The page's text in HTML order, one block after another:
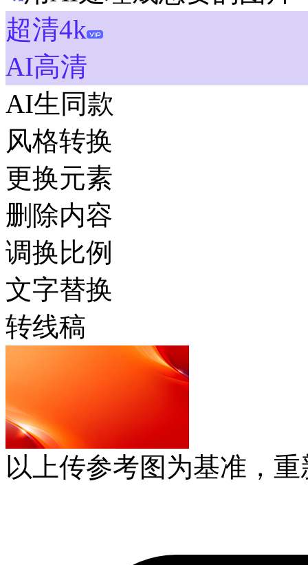
超清4k
AI高清
AI生同款
风格转换
更换元素
删除内容
调换比例
文字替换
转线稿
以上传参考图为基准，